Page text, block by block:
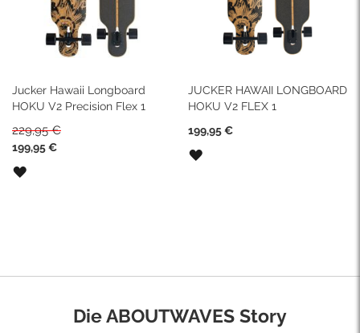
Jucker Hawaii Longboard
HOKU V2 Precision Flex 1
229,95 €
Sonderpreis
199,95 €
ZUR
JUCKER HAWAII LONGBOARD
HOKU V2 FLEX 1
199,95 €
ZUR
Die ABOUTWAVES Story